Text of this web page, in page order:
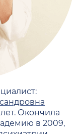
Окончила
в 2009,